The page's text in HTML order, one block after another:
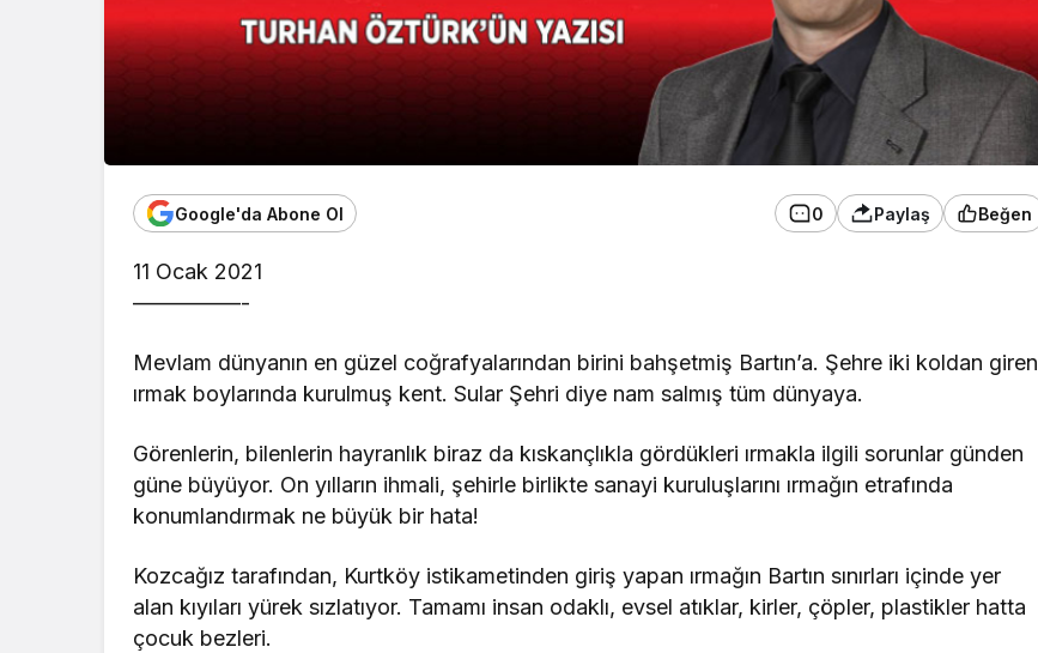
Google'da Abone Ol 0 Paylaş Beğen
11 Ocak 2021
—————-
Mevlam dünyanın en güzel coğrafyalarından birini bahşetmiş Bartın’a. Şehre iki koldan giren
ırmak boylarında kurulmuş kent. Sular Şehri diye nam salmış tüm dünyaya.
Görenlerin, bilenlerin hayranlık biraz da kıskançlıkla gördükleri ırmakla ilgili sorunlar günden
güne büyüyor. On yılların ihmali, şehirle birlikte sanayi kuruluşlarını ırmağın etrafında
konumlandırmak ne büyük bir hata!
Kozcağız tarafından, Kurtköy istikametinden giriş yapan ırmağın Bartın sınırları içinde yer
alan kıyıları yürek sızlatıyor. Tamamı insan odaklı, evsel atıklar, kirler, çöpler, plastikler hatta
çocuk bezleri.